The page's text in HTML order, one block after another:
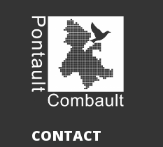
CONTACT